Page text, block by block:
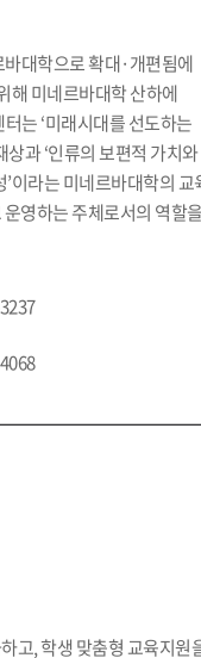
대학으로 확대·개편됨에
해 미네르바대학 산하에
는 ‘미래시대를 선도하는
과 ‘인류의 보편적 가치와
이라는 미네르바대학의 교
영하는 주체로서의 역할
고, 학생 맞춤형 교육지원